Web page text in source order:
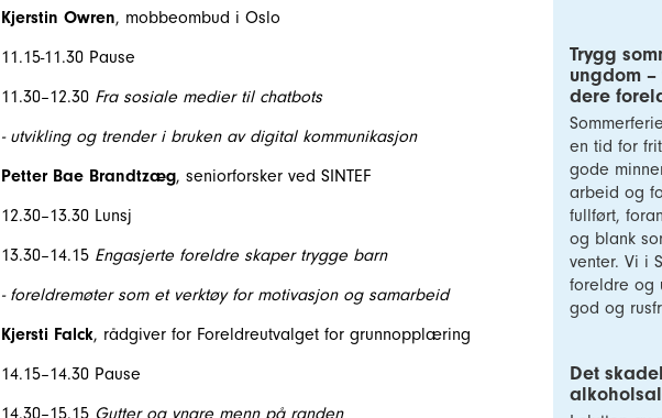
Kjerstin Owren, mobbeombud i Oslo
11.15-11.30 Pause
11.30–12.30 Fra sosiale medier til chatbots
- utvikling og trender i bruken av digital kommunikasjon
Petter Bae Brandtzæg, seniorforsker ved SINTEF
12.30–13.30 Lunsj
13.30–14.15 Engasjerte foreldre skaper trygge barn
- foreldremøter som et verktøy for motivasjon og samarbeid
Kjersti Falck, rådgiver for Foreldreutvalget for grunnopplæring
14.15–14.30 Pause
14.30–15.15 Gutter og yngre menn på randen
Trygg
ungdom
dere
en tid for
gode
arbeid og
fullført,
og blank
venter. Vi i
foreldre og
god og
Det